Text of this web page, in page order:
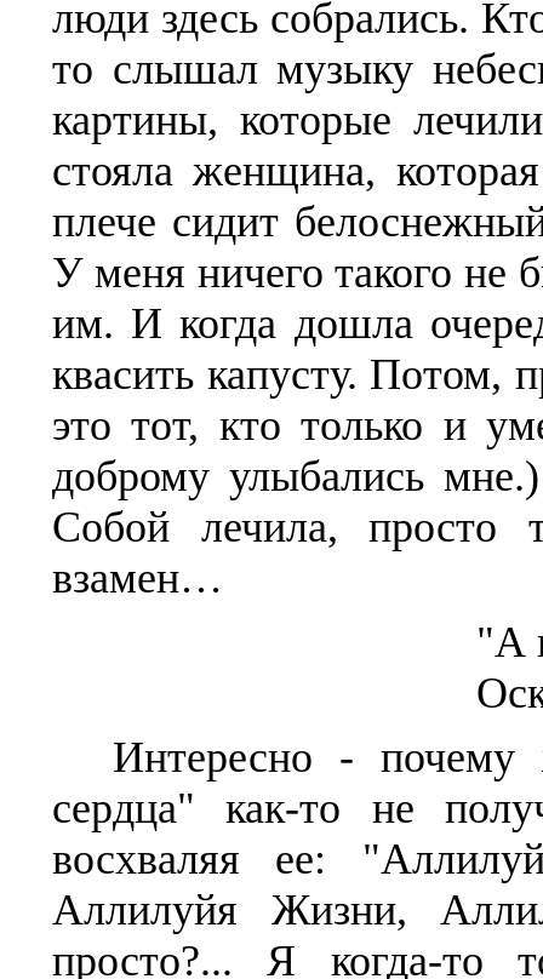
люди здесь собрались.
то слышал музыку
картины, которые
стояла женщина,
плече сидит
У меня ничего такого не
им. И когда дошла
квасить капусту. Потом,
это тот, кто только и
доброму улыбались
Собой лечила, просто
взамен…
"А
Интересно - почему
сердца" как-то не
восхваляя ее:
Аллилуйя Жизни,
просто?... Я когда-